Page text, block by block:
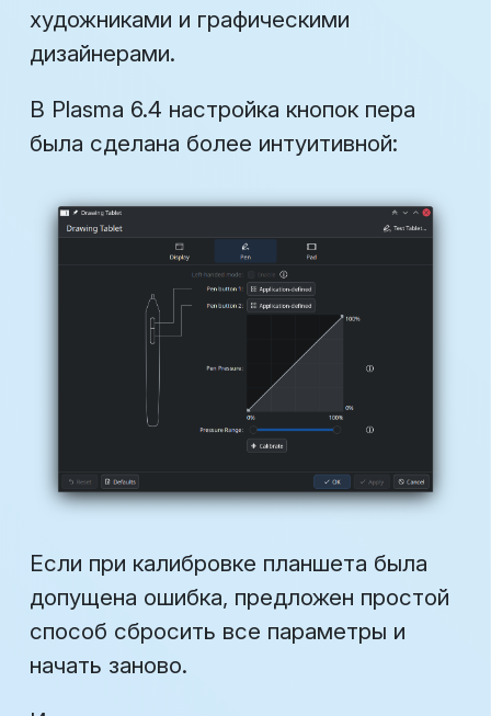
художниками и графическими
дизайнерами.
В Plasma 6.4 настройка кнопок пера
была сделана более интуитивной:
Если при калибровке планшета была
допущена ошибка, предложен простой
способ сбросить все параметры и
начать заново.